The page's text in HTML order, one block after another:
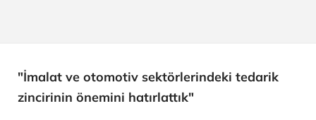
"İmalat ve otomotiv sektörlerindeki tedarik
zincirinin önemini hatırlattık"